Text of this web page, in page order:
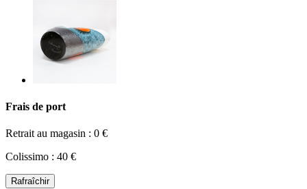
Frais de port
Retrait au magasin : 0 €
Colissimo : 40 €